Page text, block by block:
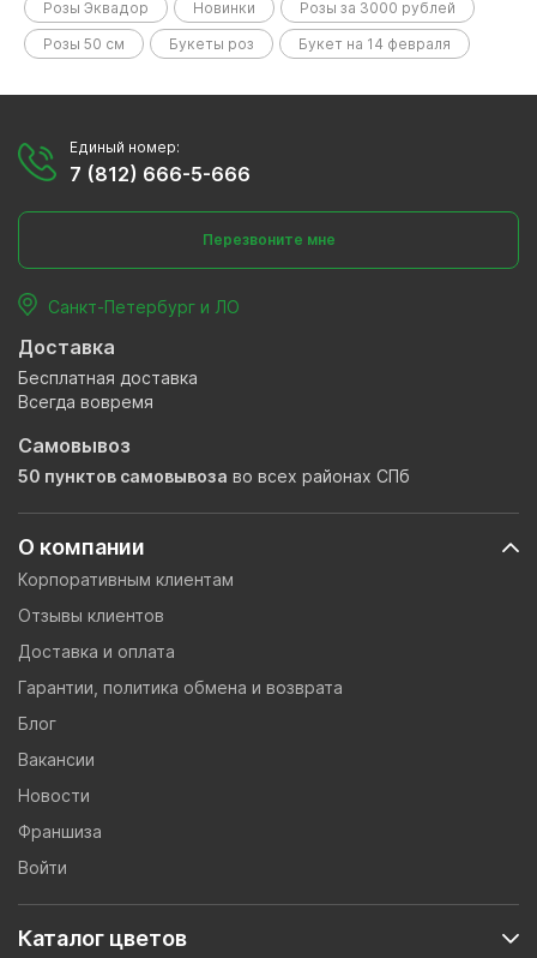
Розы Эквадор Новинки
Розы за 3000 рублей
Розы 50 см
Букеты роз Букет на 14 февраля
О компании
Корпоративным клиентам
Отзывы клиентов
Доставка и оплата
Гарантии, политика обмена и возврата
Блог
Вакансии
Новости
Франшиза
Войти
Каталог цветов
Единый номер:
7 (812) 666-5-666
Перезвоните мне
Санкт-Петербург и ЛО
Доставка
Бесплатная доставка
Всегда вовремя
Самовывоз
50 пунктов самовывоза во всех районах СПб